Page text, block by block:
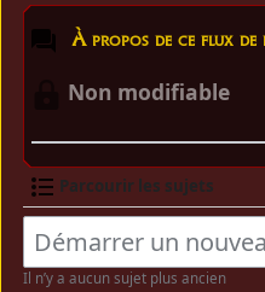
À propos de ce flux de
Non modifiable
Parcourir les sujets
Il n’y a aucun sujet plus ancien